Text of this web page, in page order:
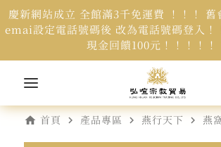
慶新網站成立 全館滿3千免運費 ！！！ 舊
emai設定電話號碼後 改為電話號碼登入！
現金回饋100元！！！！！
home 首頁 navigate_next 產品專區 navigate_next 燕行天下 navigate_next 燕